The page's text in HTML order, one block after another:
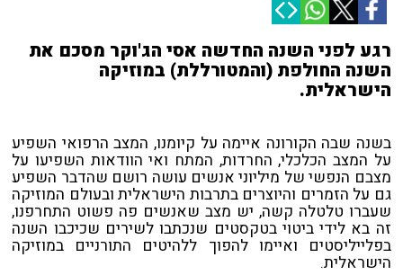
רגע לפני השנה החדשה אסי הג'וקר מסכם את
השנה החולפת (והמטורללת) במוזיקה
הישראלית.
בשנה שבה הקורונה איימה על קיומנו, המצב הרפואי השפיע
על המצב הכלכלי, החרדות, המתח ואי הוודאות השפיעו על
מצבם הנפשי של מיליוני אנשים עושה רושם שהדבר השפיע
גם על הזמרים והיוצרים בתרבות הישראלית ובעולם המוזיקה
שעברו טלטלה קשה, יש מצב שאנשים פה פשוט התחרפנו,
זה בא לידי ביטוי בטקסטים שנכתבו לשירים שכיכבו השנה
בפלייליסטים ואיימו להפוך ללהיטים התורניים במוזיקה
הישראלית.